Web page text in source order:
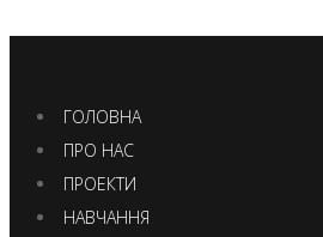
ГОЛОВНА
ПРО НАС
ПРОЕКТИ
НАВЧАННЯ